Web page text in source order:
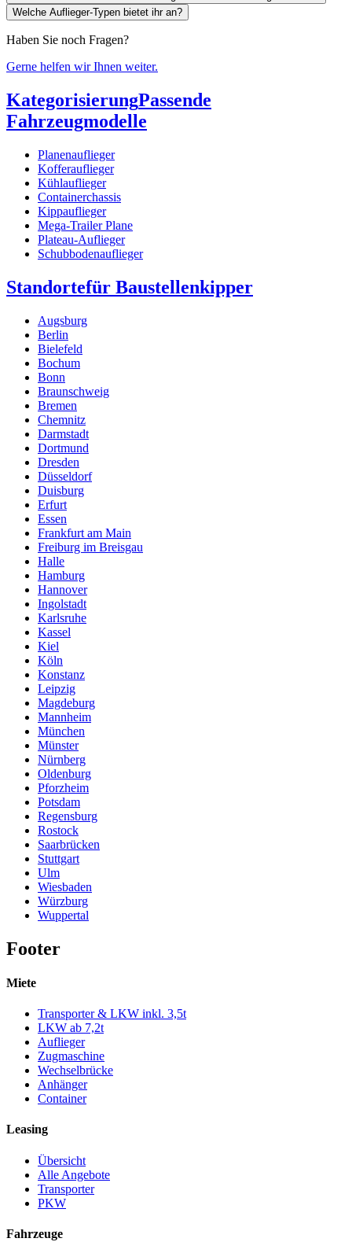
Welche Auflieger-Typen bietet ihr an?
Haben Sie noch Fragen?
Gerne helfen wir Ihnen weiter.
KategorisierungPassende
Fahrzeugmodelle
Planenauflieger
Kofferauflieger
Kühlauflieger
Containerchassis
Kippauflieger
Mega-Trailer Plane
Plateau-Auflieger
Schubbodenauflieger
Standortefür Baustellenkipper
Augsburg
Berlin
Bielefeld
Bochum
Bonn
Braunschweig
Bremen
Chemnitz
Darmstadt
Dortmund
Dresden
Düsseldorf
Duisburg
Erfurt
Essen
Frankfurt am Main
Freiburg im Breisgau
Halle
Hamburg
Hannover
Ingolstadt
Karlsruhe
Kassel
Kiel
Köln
Konstanz
Leipzig
Magdeburg
Mannheim
München
Münster
Nürnberg
Oldenburg
Pforzheim
Potsdam
Regensburg
Rostock
Saarbrücken
Stuttgart
Ulm
Wiesbaden
Würzburg
Wuppertal
Footer
Miete
Transporter & LKW inkl. 3,5t
LKW ab 7,2t
Auflieger
Zugmaschine
Wechselbrücke
Anhänger
Container
Leasing
Übersicht
Alle Angebote
Transporter
PKW
Fahrzeuge